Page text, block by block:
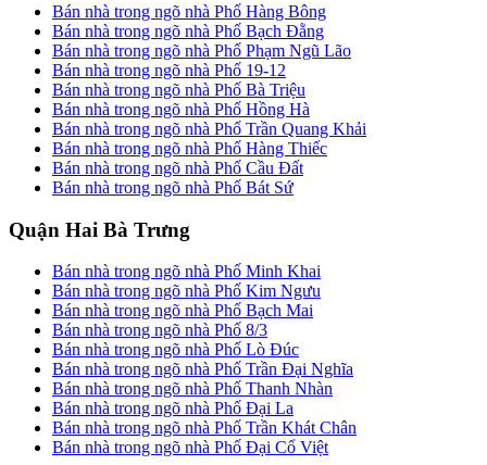
Bán nhà trong ngõ nhà Phố Hàng Bông
Bán nhà trong ngõ nhà Phố Bạch Đằng
Bán nhà trong ngõ nhà Phố Phạm Ngũ Lão
Bán nhà trong ngõ nhà Phố 19-12
Bán nhà trong ngõ nhà Phố Bà Triệu
Bán nhà trong ngõ nhà Phố Hồng Hà
Bán nhà trong ngõ nhà Phố Trần Quang Khải
Bán nhà trong ngõ nhà Phố Hàng Thiếc
Bán nhà trong ngõ nhà Phố Cầu Đất
Bán nhà trong ngõ nhà Phố Bát Sứ
Quận Hai Bà Trưng
Bán nhà trong ngõ nhà Phố Minh Khai
Bán nhà trong ngõ nhà Phố Kim Ngưu
Bán nhà trong ngõ nhà Phố Bạch Mai
Bán nhà trong ngõ nhà Phố 8/3
Bán nhà trong ngõ nhà Phố Lò Đúc
Bán nhà trong ngõ nhà Phố Trần Đại Nghĩa
Bán nhà trong ngõ nhà Phố Thanh Nhàn
Bán nhà trong ngõ nhà Phố Đại La
Bán nhà trong ngõ nhà Phố Trần Khát Chân
Bán nhà trong ngõ nhà Phố Đại Cổ Việt